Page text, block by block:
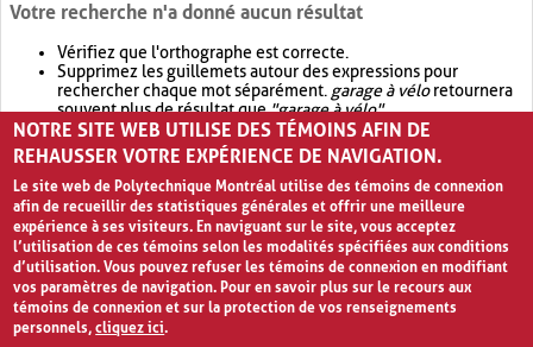
Votre recherche n'a donné aucun résultat
Vérifiez que l'orthographe est correcte.
Supprimez les guillemets autour des expressions pour
rechercher chaque mot séparément. garage à véloretournera
souvent plus de résultat que"garage à vélo".
Envisagez d'élargir votre recherche avec OR.garage OR vélo
retournera souvent plus de résultat quegarage à vélo
NOTRE SITE WEB UTILISE DES TÉMOINS AFIN DE
REHAUSSER VOTRE EXPÉRIENCE DE NAVIGATION.
Le site web de Polytechnique Montréal utilise des témoins de connexion
afin de recueillir des statistiques générales et offrir une meilleure
expérience à ses visiteurs. En naviguant sur le site, vous acceptez
l’utilisation de ces témoins selon les modalités spécifiées aux conditions
d’utilisation. Vous pouvez refuser les témoins de connexion en modifiant
vos paramètres de navigation. Pour en savoir plus sur le recours aux
témoins de connexion et sur la protection de vos renseignements
personnels,cliquez ici.